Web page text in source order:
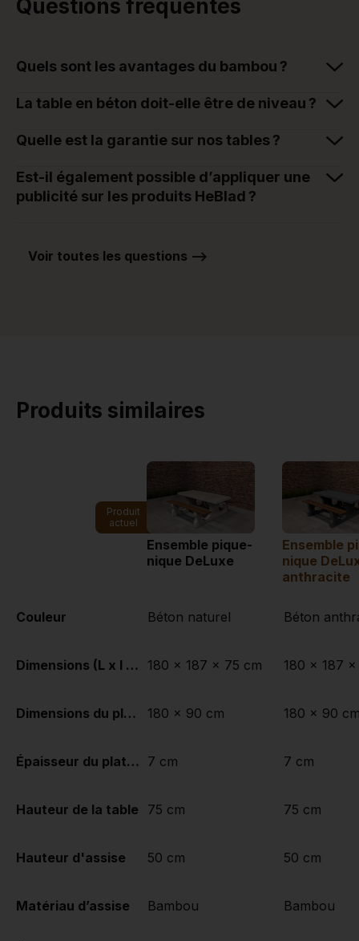
Questions fréquentes
Quels sont les avantages du bambou ?
La table en béton doit-elle être de niveau ?
Quelle est la garantie sur nos tables ?
Est-il également possible d’appliquer une
publicité sur les produits HeBlad ?
Voir toutes les questions -->
Produits similaires
Produit
actuel
Ensemble pique-
nique DeLuxe
Ensemble
nique
anthracite
Couleur
Dimensions (L x l x h)
Dimensions du plateau de table (L x l)
Épaisseur du plateau de table
Hauteur de la table
Hauteur d'assise
Matériau d’assise
Béton naturel
180 x 187 x 75 cm
180 x 90 cm
7 cm
75 cm
50 cm
Bambou
Béton
180 x 187
180 x 90
7 cm
75 cm
50 cm
Bambou